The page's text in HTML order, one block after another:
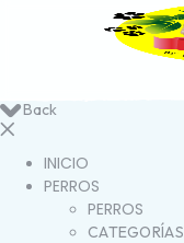
Back
INICIO
PERROS
PERROS
CATEGORÍAS